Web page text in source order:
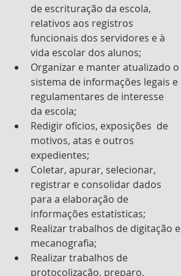
de escrituração da escola,
relativos aos registros
funcionais dos servidores e à
vida escolar dos alunos;
Organizar e manter atualizado o
sistema de informações legais e
regulamentares de interesse
da escola;
Redigir ofícios, exposições  de
motivos, atas e outros
expedientes;
Coletar, apurar, selecionar,
registrar e consolidar dados
para a elaboração de
informações estatísticas;
Realizar trabalhos de digitação e
mecanografia;
Realizar trabalhos de
protocolização, preparo,